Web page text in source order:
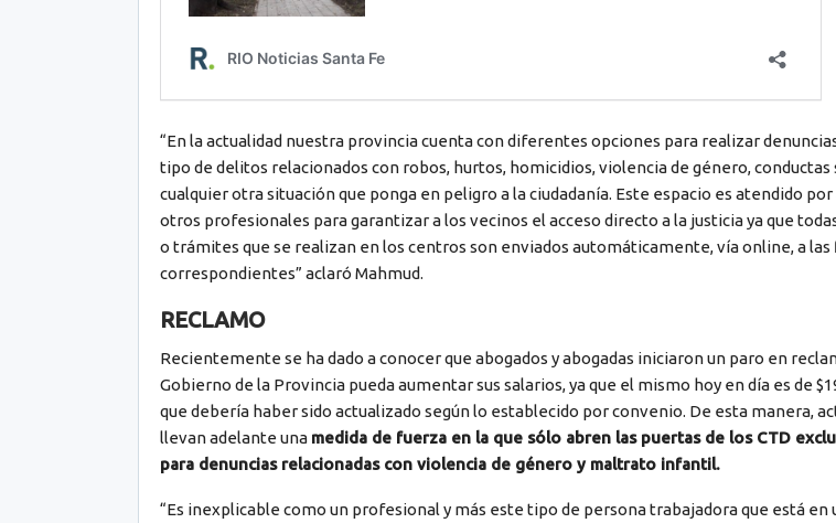
“En la actualidad nuestra provincia cuenta con diferentes opciones para realizar
tipo de delitos relacionados con robos, hurtos, homicidios, violencia de género, conductas
cualquier otra situación que ponga en peligro a la ciudadanía. Este espacio es atendido por
otros profesionales para garantizar a los vecinos el acceso directo a la justicia ya que
o trámites que se realizan en los centros son enviados automáticamente, vía online, a las
correspondientes” aclaró Mahmud.
RECLAMO
Recientemente se ha dado a conocer que abogados y abogadas iniciaron un paro en
Gobierno de la Provincia pueda aumentar sus salarios, ya que el mismo hoy en día es de
que debería haber sido actualizado según lo establecido por convenio. De esta manera,
llevan adelante una medida de fuerza en la que sólo abren las puertas de los CTD
para denuncias relacionadas con violencia de género y maltrato infantil.
“Es inexplicable como un profesional y más este tipo de persona trabajadora que está en